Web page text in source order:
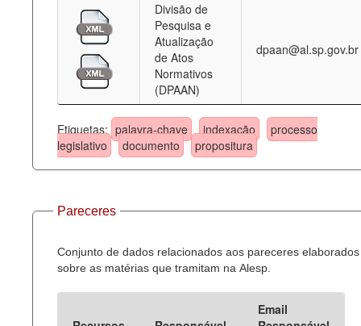
Divisão de
Pesquisa e
Atualização
de Atos
Normativos
(DPAAN)
dpaan@al.sp.gov.br
Etiquetas: palavra-chave indexação
processo
legislativo
documento propositura
Pareceres
Conjunto de dados relacionados aos pareceres elaborados
sobre as matérias que tramitam na Alesp.
Email